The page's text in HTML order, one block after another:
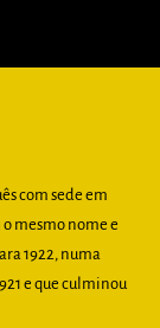
com sede em
mesmo nome e
1922, numa
e que culminou